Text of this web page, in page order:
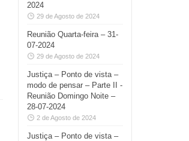
2024
29 de Agosto de 2024
Reunião Quarta-feira – 31-
07-2024
29 de Agosto de 2024
Justiça – Ponto de vista –
modo de pensar – Parte II -
Reunião Domingo Noite –
28-07-2024
2 de Agosto de 2024
Justiça – Ponto de vista –